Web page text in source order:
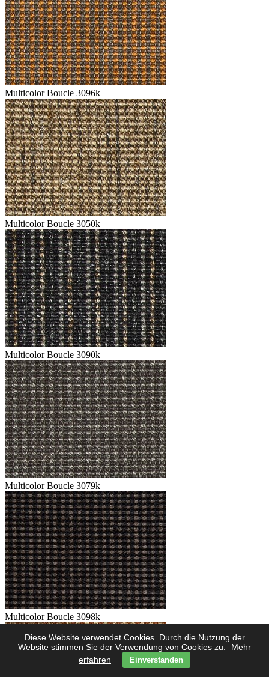
Diese Website verwendet Cookies. Durch die Nutzung der
Website stimmen Sie der Verwendung von Cookies zu.
Mehr
erfahren
Einverstanden
Multicolor Boucle 3096k
Multicolor Boucle 3050k
Multicolor Boucle 3090k
Multicolor Boucle 3079k
Multicolor Boucle 3098k